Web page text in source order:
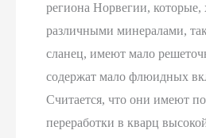
региона Норвегии, которые,
различными минералами,
сланец, имеют мало
содержат мало флюидных
Считается, что они имеют
переработки в кварц